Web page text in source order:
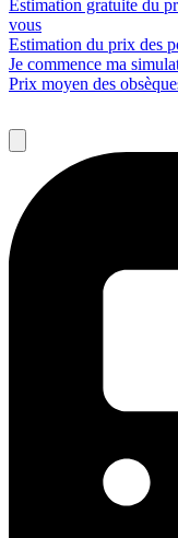
Estimation gratuite du
vous
Estimation du prix des
Je commence ma
Prix moyen des